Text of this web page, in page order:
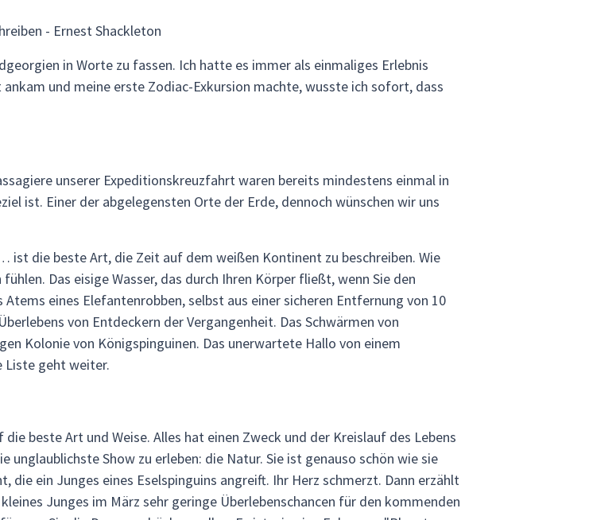
- Ernest Shackleton
in Worte zu fassen. Ich hatte es immer als einmaliges Erlebnis
und meine erste Zodiac-Exkursion machte, wusste ich sofort, dass
unserer Expeditionskreuzfahrt waren bereits mindestens einmal in
ist. Einer der abgelegensten Orte der Erde, dennoch wünschen wir uns
die beste Art, die Zeit auf dem weißen Kontinent zu beschreiben. Wie
Das eisige Wasser, das durch Ihren Körper fließt, wenn Sie den
eines Elefantenrobben, selbst aus einer sicheren Entfernung von 10
von Entdeckern der Vergangenheit. Das Schwärmen von
Kolonie von Königspinguinen. Das unerwartete Hallo von einem
Liste geht weiter.
beste Art und Weise. Alles hat einen Zweck und der Kreislauf des Lebens
unglaublichste Show zu erleben: die Natur. Sie ist genauso schön wie sie
die ein Junges eines Eselspinguins angreift. Ihr Herz schmerzt. Dann erzählt
Junges im März sehr geringe Überlebenschancen für den kommenden